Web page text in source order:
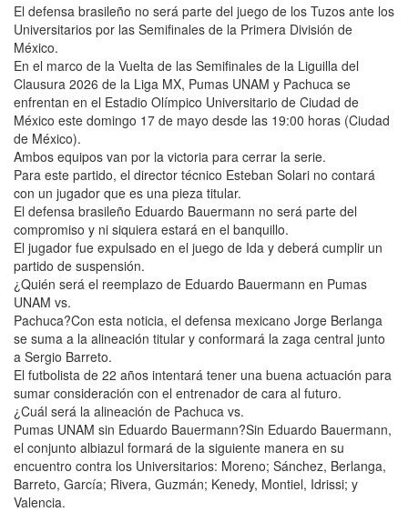
El defensa brasileño no será parte del juego de los Tuzos ante los
Universitarios por las Semifinales de la Primera División de
México.
En el marco de la Vuelta de las Semifinales de la Liguilla del
Clausura 2026 de la Liga MX, Pumas UNAM y Pachuca se
enfrentan en el Estadio Olímpico Universitario de Ciudad de
México este domingo 17 de mayo desde las 19:00 horas (Ciudad
de México).
Ambos equipos van por la victoria para cerrar la serie.
Para este partido, el director técnico Esteban Solari no contará
con un jugador que es una pieza titular.
El defensa brasileño Eduardo Bauermann no será parte del
compromiso y ni siquiera estará en el banquillo.
El jugador fue expulsado en el juego de Ida y deberá cumplir un
partido de suspensión.
¿Quién será el reemplazo de Eduardo Bauermann en Pumas
UNAM vs.
Pachuca?Con esta noticia, el defensa mexicano Jorge Berlanga
se suma a la alineación titular y conformará la zaga central junto
a Sergio Barreto.
El futbolista de 22 años intentará tener una buena actuación para
sumar consideración con el entrenador de cara al futuro.
¿Cuál será la alineación de Pachuca vs.
Pumas UNAM sin Eduardo Bauermann?Sin Eduardo Bauermann,
el conjunto albiazul formará de la siguiente manera en su
encuentro contra los Universitarios: Moreno; Sánchez, Berlanga,
Barreto, García; Rivera, Guzmán; Kenedy, Montiel, Idrissi; y
Valencia.